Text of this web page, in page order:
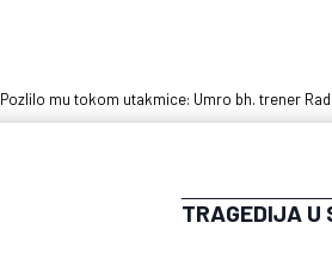
Pozlilo mu tokom utakmice: Umro bh. trener
TRAGEDIJA U